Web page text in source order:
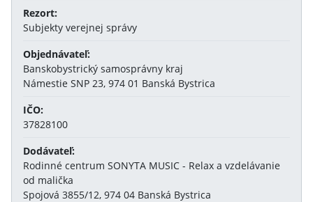
Rezort:
Subjekty verejnej správy
Objednávateľ:
Banskobystrický samosprávny kraj
Námestie SNP 23, 974 01 Banská Bystrica
IČO:
37828100
Dodávateľ:
Rodinné centrum SONYTA MUSIC - Relax a vzdelávanie
od malička
Spojová 3855/12, 974 04 Banská Bystrica